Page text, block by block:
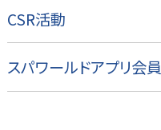
スパワールドアプリ会員
CSR活動